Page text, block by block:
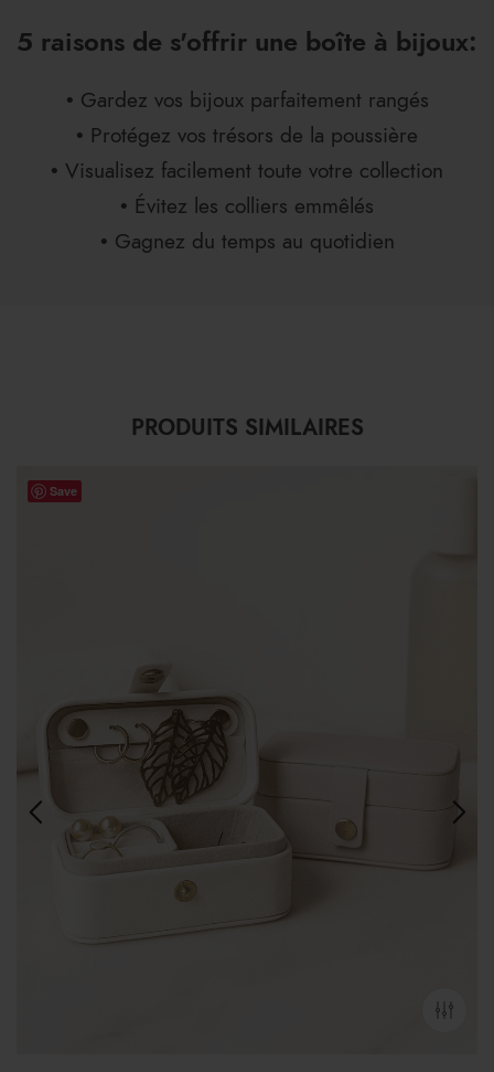
5 raisons de s'offrir une boîte à bijoux:
• Gardez vos bijoux parfaitement rangés
• Protégez vos trésors de la poussière
• Visualisez facilement toute votre collection
• Évitez les colliers emmêlés
• Gagnez du temps au quotidien
PRODUITS SIMILAIRES
Save